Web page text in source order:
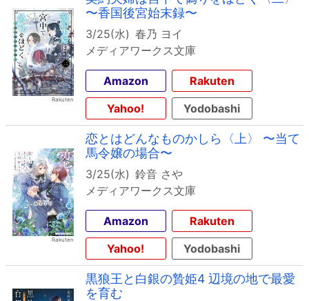
〜香国後宮始末録〜
3/25(水) 春乃 ヨイ
メディアワークス文庫
Amazon
Rakuten
Yahoo!
Yodobashi
恋とはどんなものかしら〈上〉 〜当て
馬令嬢の場合〜
3/25(水) 鈴音 さや
メディアワークス文庫
Amazon
Rakuten
Yahoo!
Yodobashi
黒狼王と白銀の贄姫4 辺境の地で最愛
を育む